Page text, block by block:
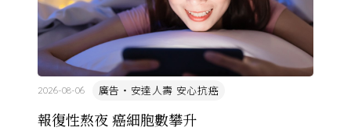
報復性熬夜 癌細胞數攀升
廣告・安達人壽 安心抗癌
2026-08-06